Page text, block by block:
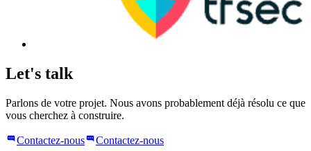
Let's talk
Parlons de votre projet. Nous avons probablement déjà résolu ce que
vous cherchez à construire.
Contactez-nous
Contactez-nous